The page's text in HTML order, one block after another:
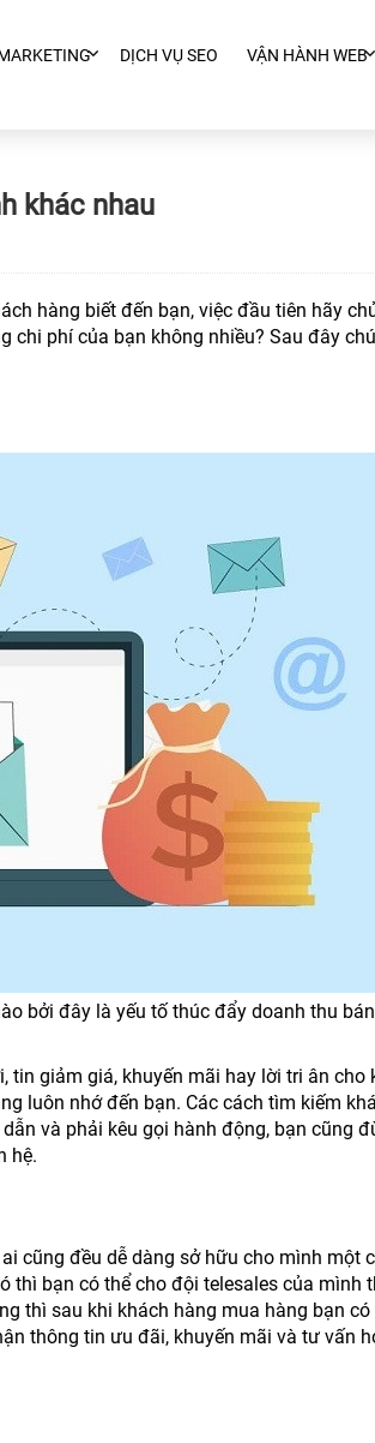
DỊCH VỤ SEO VẬN HÀNH WEB
khác nhau
hàng biết đến bạn, việc đầu tiên hãy
chi phí của bạn không nhiều? Sau đây
bởi đây là yếu tố thúc đẩy doanh thu
giảm giá, khuyến mãi hay lời tri ân cho
luôn nhớ đến bạn. Các cách tìm kiếm
và phải kêu gọi hành động, bạn cũng
hệ.
cũng đều dễ dàng sở hữu cho mình một
thì bạn có thể cho đội telesales của mình
thì sau khi khách hàng mua hàng bạn có
thông tin ưu đãi, khuyến mãi và tư vấn